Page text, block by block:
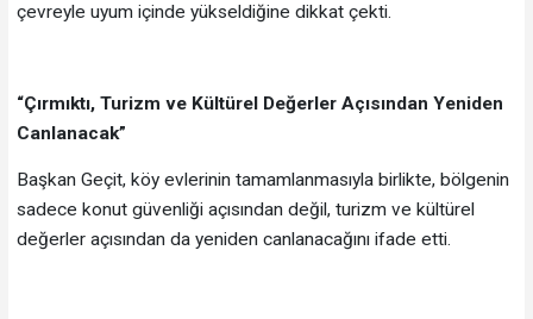
çevreyle uyum içinde yükseldiğine dikkat çekti.
“Çırmıktı, Turizm ve Kültürel Değerler Açısından Yeniden
Canlanacak”
Başkan Geçit, köy evlerinin tamamlanmasıyla birlikte, bölgenin
sadece konut güvenliği açısından değil, turizm ve kültürel
değerler açısından da yeniden canlanacağını ifade etti.